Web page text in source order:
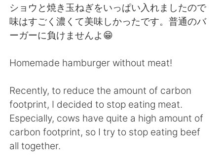
日本語 한국어
Indonesia Italiano
Türkçe Tiếng Việt
Português
ショウと焼き玉ねぎをいっぱい入れましたので
味はすごく濃くて美味しかったです。普通のバ
ーガーに負けませんよ😁
Homemade hamburger without meat!
Recently, to reduce the amount of carbon
footprint, I decided to stop eating meat.
Especially, cows have quite a high amount of
carbon footprint, so I try to stop eating beef
all together.